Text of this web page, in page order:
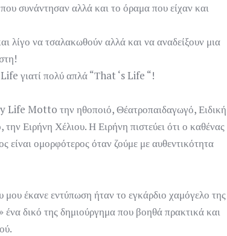
που συνάντησαν αλλά και το όραμα που είχαν και
λίγο να τσαλακωθούν αλλά και να αναδείξουν μια
γιατί πολύ απλά “Τhat ‘s Life “!
Life Motto την ηθοποιό, Θέατροπαιδαγωγό, Ειδική
Ειρήνη Χέλιου. Η Ειρήνη πιστεύει ότι ο καθένας
είναι ομορφότερος όταν ζούμε με αυθεντικότητα
έκανε εντύπωση ήταν το εγκάρδιο χαμόγελο της
ένα δικό της δημιούργημα που βοηθά πρακτικά και